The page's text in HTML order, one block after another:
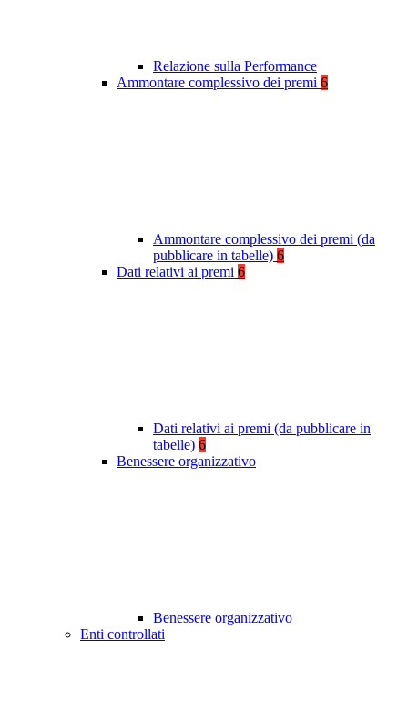
Relazione sulla Performance
Ammontare complessivo dei premi 6
Ammontare complessivo dei premi (da
pubblicare in tabelle) 6
Dati relativi ai premi 6
Dati relativi ai premi (da pubblicare in
tabelle) 6
Benessere organizzativo
Benessere organizzativo
Enti controllati